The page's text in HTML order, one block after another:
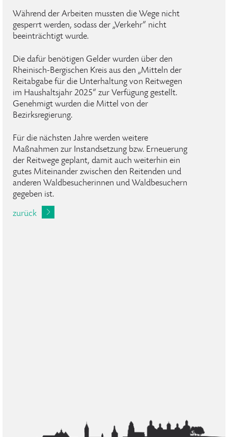
Während der Arbeiten mussten die Wege nicht
gesperrt werden, sodass der „Verkehr“ nicht
beeinträchtigt wurde.
Die dafür benötigen Gelder wurden über den
Rheinisch-Bergischen Kreis aus den „Mitteln der
Reitabgabe für die Unterhaltung von Reitwegen
im Haushaltsjahr 2025“ zur Verfügung gestellt.
Genehmigt wurden die Mittel von der
Bezirksregierung.
Für die nächsten Jahre werden weitere
Maßnahmen zur Instandsetzung bzw. Erneuerung
der Reitwege geplant, damit auch weiterhin ein
gutes Miteinander zwischen den Reitenden und
anderen Waldbesucherinnen und Waldbesuchern
gegeben ist.
zurück